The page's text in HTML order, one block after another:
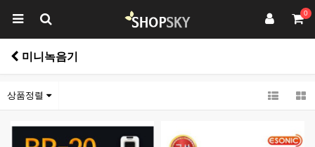
0
미니녹음기
상품정렬